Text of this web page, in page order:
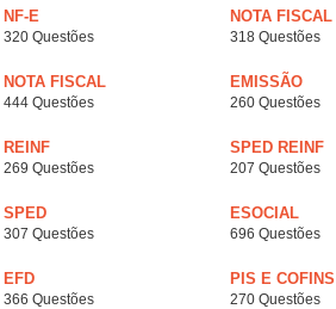
NF-E
320 Questões
NOTA
318 Questões
NOTA FISCAL
444 Questões
EMISSÃO
260 Questões
REINF
269 Questões
SPED REINF
207 Questões
SPED
307 Questões
ESOCIAL
696 Questões
EFD
366 Questões
PIS E COFINS
270 Questões